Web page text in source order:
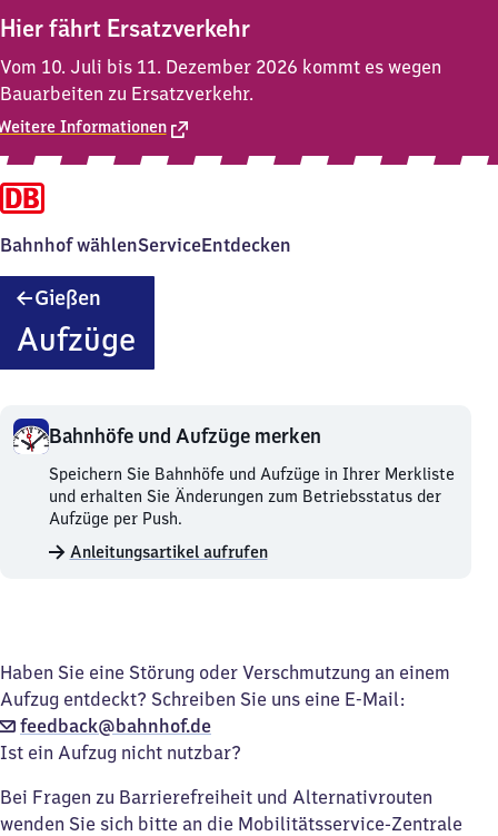
Hier fährt Ersatzverkehr
Vom 10. Juli bis 11. Dezember 2026 kommt es wegen
Bauarbeiten zu Ersatzverkehr.
Informationen
Bahnhof wählenServiceEntdecken
Gießen
Aufzüge
Bahnhöfe und Aufzüge merken
Bahnhöfe
und
Aufzüge
merken.
Speichern Sie Bahnhöfe und Aufzüge in Ihrer Merkliste
und erhalten Sie Änderungen zum Betriebsstatus der
Aufzüge per Push.
Anleitungsartikel aufrufen
Haben Sie eine Störung oder Verschmutzung an einem
Aufzug entdeckt? Schreiben Sie uns eine E-Mail:
feedback@bahnhof.de
Ist ein Aufzug nicht nutzbar?
Bei Fragen zu Barrierefreiheit und Alternativrouten
wenden Sie sich bitte an die Mobilitätsservice-Zentrale